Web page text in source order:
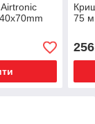
75
256